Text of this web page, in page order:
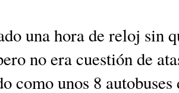
una hora de reloj sin
no era cuestión de
como unos 8 autobuses